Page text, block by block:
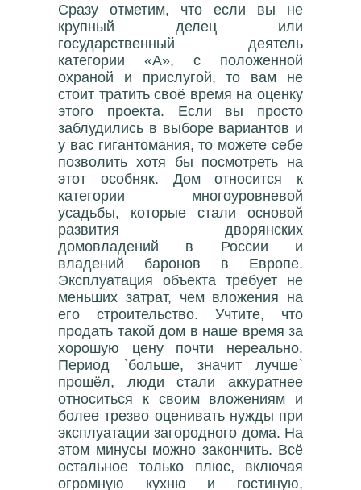
Сразу отметим, что если вы не
крупный делец или
государственный деятель
категории «А», с положенной
охраной и прислугой, то вам не
стоит тратить своё время на оценку
этого проекта. Если вы просто
заблудились в выборе вариантов и
у вас гигантомания, то можете себе
позволить хотя бы посмотреть на
этот особняк. Дом относится к
категории многоуровневой
усадьбы, которые стали основой
развития дворянских
домовладений в России и
владений баронов в Европе.
Эксплуатация объекта требует не
меньших затрат, чем вложения на
его строительство. Учтите, что
продать такой дом в наше время за
хорошую цену почти нереально.
Период `больше, значит лучше`
прошёл, люди стали аккуратнее
относиться к своим вложениям и
более трезво оценивать нужды при
эксплуатации загородного дома. На
этом минусы можно закончить. Всё
остальное только плюс, включая
огромную кухню и гостиную,